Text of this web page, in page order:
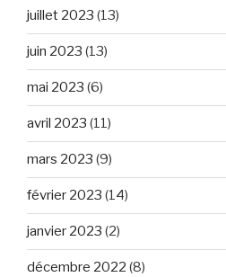
juillet 2023 (13)
juin 2023 (13)
mai 2023 (6)
avril 2023 (11)
mars 2023 (9)
février 2023 (14)
janvier 2023 (2)
décembre 2022 (8)